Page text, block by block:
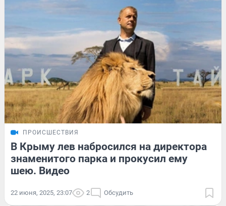
ПРОИСШЕСТВИЯ
В Крыму лев набросился на директора
знаменитого парка и прокусил ему
шею. Видео
22 июня, 2025, 23:07 2 Обсудить